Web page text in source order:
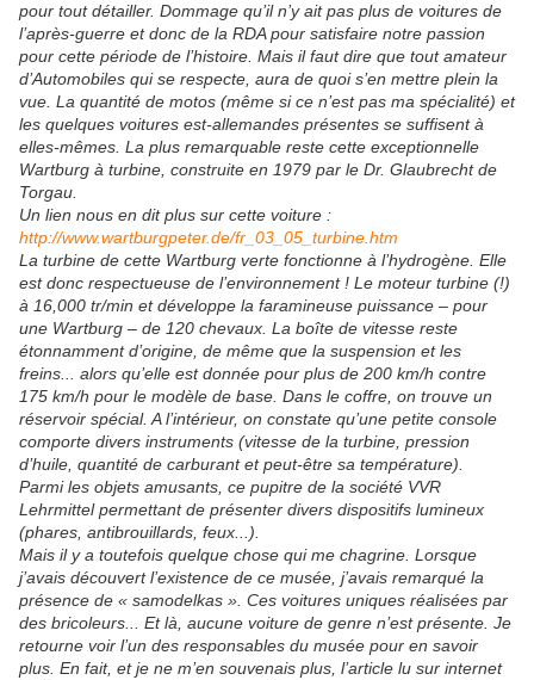
pour tout détailler. Dommage qu’il n’y ait pas plus de voitures de
l’après-guerre et donc de la RDA pour satisfaire notre passion
pour cette période de l’histoire. Mais il faut dire que tout amateur
d’Automobiles qui se respecte, aura de quoi s’en mettre plein la
vue. La quantité de motos (même si ce n’est pas ma spécialité) et
les quelques voitures est-allemandes présentes se suffisent à
elles-mêmes. La plus remarquable reste cette exceptionnelle
Wartburg à turbine, construite en 1979 par le Dr. Glaubrecht de
Torgau.
Un lien nous en dit plus sur cette voiture :
http://www.wartburgpeter.de/fr_03_05_turbine.htm
La turbine de cette Wartburg verte fonctionne à l’hydrogène. Elle
est donc respectueuse de l’environnement ! Le moteur turbine (!)
à 16,000 tr/min et développe la faramineuse puissance – pour
une Wartburg – de 120 chevaux. La boîte de vitesse reste
étonnamment d’origine, de même que la suspension et les
freins... alors qu’elle est donnée pour plus de 200 km/h contre
175 km/h pour le modèle de base. Dans le coffre, on trouve un
réservoir spécial. A l’intérieur, on constate qu’une petite console
comporte divers instruments (vitesse de la turbine, pression
d’huile, quantité de carburant et peut-être sa température).
Parmi les objets amusants, ce pupitre de la société VVR
Lehrmittel permettant de présenter divers dispositifs lumineux
(phares, antibrouillards, feux...).
Mais il y a toutefois quelque chose qui me chagrine. Lorsque
j’avais découvert l’existence de ce musée, j’avais remarqué la
présence de « samodelkas ». Ces voitures uniques réalisées par
des bricoleurs... Et là, aucune voiture de genre n’est présente. Je
retourne voir l’un des responsables du musée pour en savoir
plus. En fait, et je ne m’en souvenais plus, l’article lu sur internet